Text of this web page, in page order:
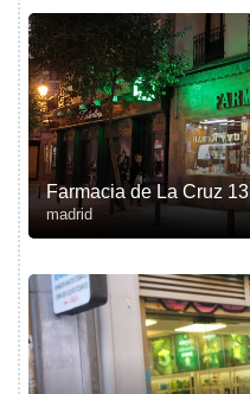
Farmacia de La Cruz 13
madrid